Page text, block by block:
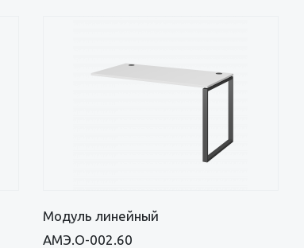
Модуль линейный
АМЭ.О-002.60